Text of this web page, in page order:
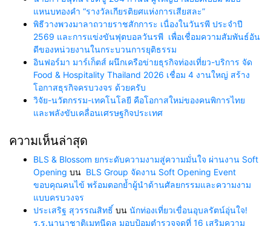
แหนบทองคำ “รางวัลเกียรติยศแห่งการเสียสละ”
พิธีวางพวงมาลาถวายราชสักการะ เนื่องในวันรพี ประจำปี
2569 และการแข่งขันฟุตบอลวันรพี เพื่อเชื่อมความสัมพันธ์อัน
ดีของหน่วยงานในกระบวนการยุติธรรม
อินฟอร์มา มาร์เก็ตส์ ผนึกเครือข่ายธุรกิจท่องเที่ยว-บริการ จัด
Food & Hospitality Thailand 2026 เชื่อม 4 งานใหญ่ สร้าง
โอกาสธุรกิจครบวงจร ด้วยครับ
วิจัย-นวัตกรรม-เทคโนโลยี คือโอกาสใหม่ของคนพิการไทย
และพลังขับเคลื่อนเศรษฐกิจประเทศ
ความเห็นล่าสุด
BLS & Blossom ยกระดับความงามสู่ความมั่นใจ ผ่านงาน Soft
Opening บน BLS Group จัดงาน Soft Opening Event
ขอบคุณคนไข้ พร้อมตอกย้ำผู้นำด้านศัลยกรรมและความงาม
แบบครบวงจร
ประเสริฐ สุวรรณสิทธิ์ บน นักท่องเที่ยวเขื่อนอุบลรัตน์อุ่นใจ!
ร.ร.นานาชาติเมทนีดล มอบป้อมตำรวจจุดที่ 16 เสริมความ